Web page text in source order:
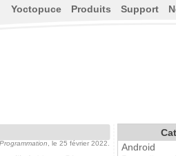
Programmation , le 25 février 2022.
Yoctopuce Produits Support
Android